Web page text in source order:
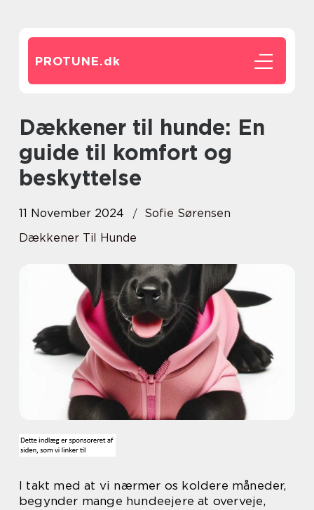
PROTUNE.dk
Dækkener til hunde: En
guide til komfort og
beskyttelse
11 November 2024
Sofie Sørensen
Dækkener Til Hunde
I takt med at vi nærmer os koldere måneder,
begynder mange hundeejere at overveje,